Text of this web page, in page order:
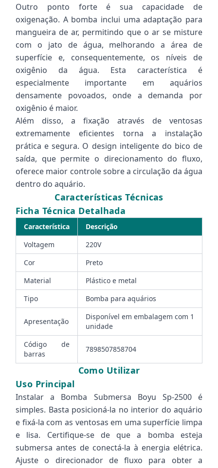
Outro ponto forte é sua capacidade de
oxigenação. A bomba inclui uma adaptação para
mangueira de ar, permitindo que o ar se misture
com o jato de água, melhorando a área de
superfície e, consequentemente, os níveis de
oxigênio da água. Esta característica é
especialmente importante em aquários
densamente povoados, onde a demanda por
oxigênio é maior.
Além disso, a fixação através de ventosas
extremamente eficientes torna a instalação
prática e segura. O design inteligente do bico de
saída, que permite o direcionamento do fluxo,
oferece maior controle sobre a circulação da água
dentro do aquário.
Características Técnicas
Ficha Técnica Detalhada
Característica
Descrição
Voltagem
220V
Cor
Preto
Material
Plástico e metal
Tipo
Bomba para aquários
Apresentação
Disponível em embalagem com 1
unidade
Código de
barras
7898507858704
Como Utilizar
Uso Principal
Instalar a Bomba Submersa Boyu Sp-2500 é
simples. Basta posicioná-la no interior do aquário
e fixá-la com as ventosas em uma superfície limpa
e lisa. Certifique-se de que a bomba esteja
submersa antes de conectá-la à energia elétrica.
Ajuste o direcionador de fluxo para obter a